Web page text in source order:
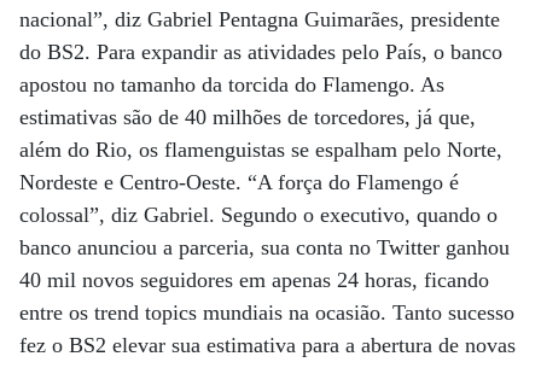
nacional”, diz Gabriel Pentagna Guimarães, presidente
do BS2. Para expandir as atividades pelo País, o banco
apostou no tamanho da torcida do Flamengo. As
estimativas são de 40 milhões de torcedores, já que,
além do Rio, os flamenguistas se espalham pelo Norte,
Nordeste e Centro-Oeste. “A força do Flamengo é
colossal”, diz Gabriel. Segundo o executivo, quando o
banco anunciou a parceria, sua conta no Twitter ganhou
40 mil novos seguidores em apenas 24 horas, ficando
entre os trend topics mundiais na ocasião. Tanto sucesso
fez o BS2 elevar sua estimativa para a abertura de novas